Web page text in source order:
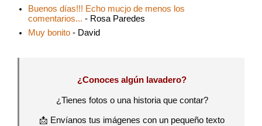
Buenos días!!! Echo mucjo de menos los
comentarios... - Rosa Paredes
Muy bonito - David
¿Conoces algún lavadero?
¿Tienes fotos o una historia que contar?
📩 Envíanos tus imágenes con un pequeño texto